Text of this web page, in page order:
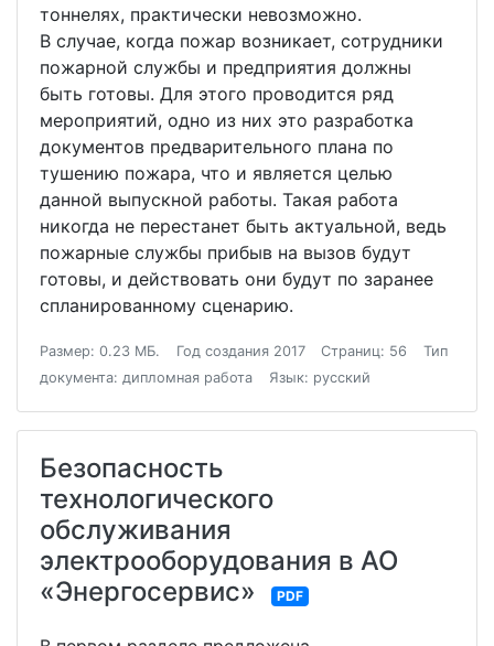
тоннелях, практически невозможно.
В случае, когда пожар возникает, сотрудники
пожарной службы и предприятия должны
быть готовы. Для этого проводится ряд
мероприятий, одно из них это разработка
документов предварительного плана по
тушению пожара, что и является целью
данной выпускной работы. Такая работа
никогда не перестанет быть актуальной, ведь
пожарные службы прибыв на вызов будут
готовы, и действовать они будут по заранее
спланированному сценарию.
Размер: 0.23 МБ. Год создания 2017 Страниц: 56
Тип
документа: дипломная работа
Язык: русский
Безопасность
технологического
обслуживания
электрооборудования в АО
«Энергосервис»
PDF